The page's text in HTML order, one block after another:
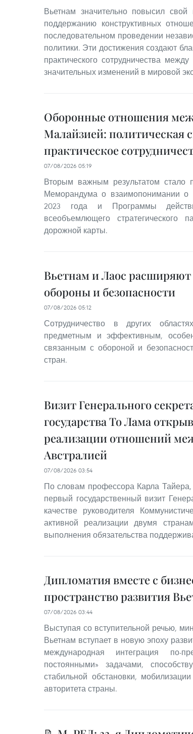
Вьетнам значительно повысил свой
поддержанию конструктивных
последовательном проведении
политики. Эти достижения создают
практического сотрудничества
значительных изменений в мировой
Оборонные отношения
Малайзией: политическая
практическое
07/08/2026 05:19
Вторым важным результатом стало
Меморандума о взаимопонимании о
2023 года и Программы
всеобъемлющего стратегического
дорожной карты.
Вьетнам и Лаос расширяют
обороны и безопасности
07/08/2026 05:12
Сотрудничество в других
предметным и эффективным,
связанным с обороной и
стран.
Визит Генерального
государства То Лама
реализации отношений
Австралией
07/08/2026 03:54
По словам профессора Карла
первый государственный визит
качестве руководителя
активной реализации двумя
выполнения обязательства
Дипломатия вместе с
пространство развития
07/08/2026 03:44
Выступая со вступительной речью,
Вьетнам вступает в новую эпоху
международная интеграция по-
постоянными» задачами,
стабильной обстановки,
авторитета страны.